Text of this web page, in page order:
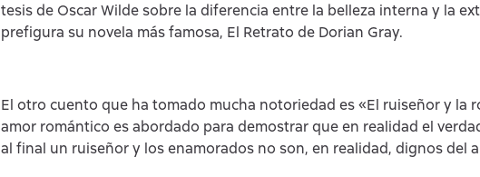
tesis de Oscar Wilde sobre la diferencia entre la belleza interna y la
prefigura su novela más famosa, El Retrato de Dorian Gray.
El otro cuento que ha tomado mucha notoriedad es «El ruiseñor y la
amor romántico es abordado para demostrar que en realidad el
al final un ruiseñor y los enamorados no son, en realidad, dignos del